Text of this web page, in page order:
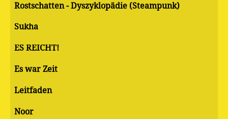
Rostschatten - Dyszyklopädie (Steampunk)
Sukha
ES REICHT!
Es war Zeit
Leitfaden
Noor